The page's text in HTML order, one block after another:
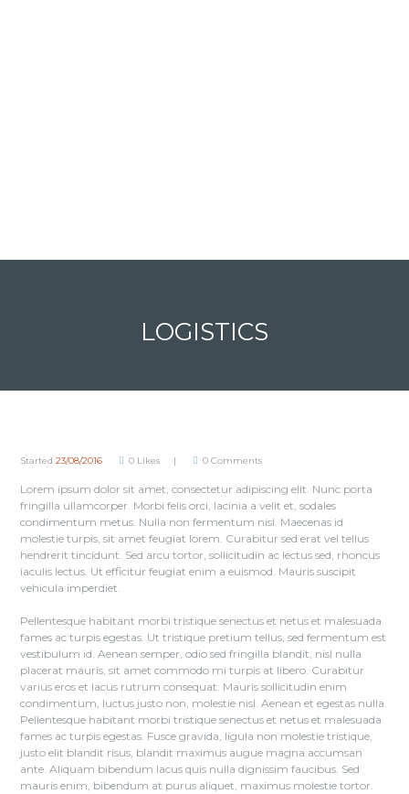
LOGISTICS
Started23/08/2016 0 Likes 0 Comments
Lorem ipsum dolor sit amet, consectetur adipiscing elit. Nunc porta
fringilla ullamcorper. Morbi felis orci, lacinia a velit et, sodales
condimentum metus. Nulla non fermentum nisl. Maecenas id
molestie turpis, sit amet feugiat lorem. Curabitur sed erat vel tellus
hendrerit tincidunt. Sed arcu tortor, sollicitudin ac lectus sed, rhoncus
iaculis lectus. Ut efficitur feugiat enim a euismod. Mauris suscipit
vehicula imperdiet.
Pellentesque habitant morbi tristique senectus et netus et malesuada
fames ac turpis egestas. Ut tristique pretium tellus, sed fermentum est
vestibulum id. Aenean semper, odio sed fringilla blandit, nisl nulla
placerat mauris, sit amet commodo mi turpis at libero. Curabitur
varius eros et lacus rutrum consequat. Mauris sollicitudin enim
condimentum, luctus justo non, molestie nisl. Aenean et egestas nulla.
Pellentesque habitant morbi tristique senectus et netus et malesuada
fames ac turpis egestas. Fusce gravida, ligula non molestie tristique,
justo elit blandit risus, blandit maximus augue magna accumsan
ante. Aliquam bibendum lacus quis nulla dignissim faucibus. Sed
mauris enim, bibendum at purus aliquet, maximus molestie tortor.